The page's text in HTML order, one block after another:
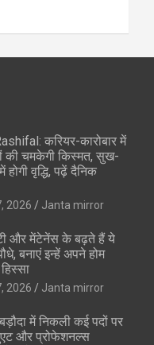
करियर-कारोबार में
की चमकेगी किस्मत, सुख-
वृद्धि, पढ़ें दैनिक
2026 Janta mirror
और मेंटेनेंस के बढ़ते हैं ये
बनाएं इन्‍हें अपने होम
2026 Janta mirror
में निकली कई पदों पर
और प्रोफेशनल्स